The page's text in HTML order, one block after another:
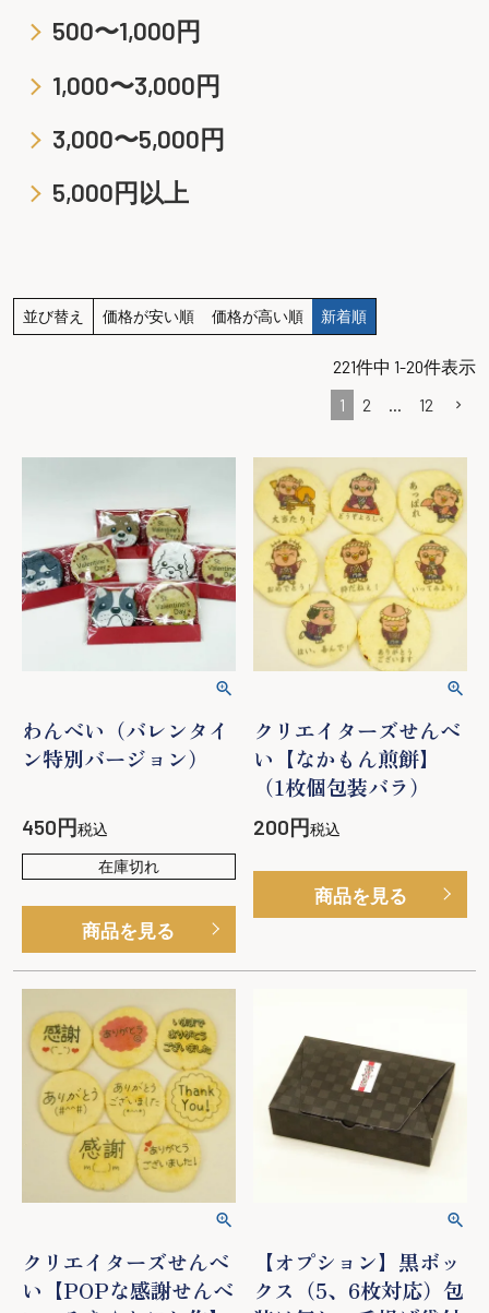
500〜1,000円
1,000〜3,000円
3,000〜5,000円
5,000円以上
並び替え 価格が安い順 価格が高い順 新着順
221件中 1-20件表示
1
2 … 12
わんべい（バレンタイ
ン特別バージョン）
450
税込
在庫切れ
商品を見る
クリエイターズせんべ
い【なかもん煎餅】
（1枚個包装バラ）
200 税込
商品を見る
クリエイターズせんべ
い【POPな感謝せんべ
【オプション】黒ボッ
クス（5、6枚対応）包